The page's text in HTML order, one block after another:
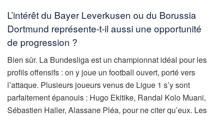
L’intérêt du Bayer Leverkusen ou du Borussia
Dortmund représente-t-il aussi une opportunité
de progression ?
Bien sûr. La Bundesliga est un championnat idéal pour les
profils offensifs : on y joue un football ouvert, porté vers
l’attaque. Plusieurs joueurs venus de Ligue 1 s’y sont
parfaitement épanouis : Hugo Ekitike, Randal Kolo Muani,
Sébastien Haller, Alassane Pléa, pour ne citer qu’eux. Les